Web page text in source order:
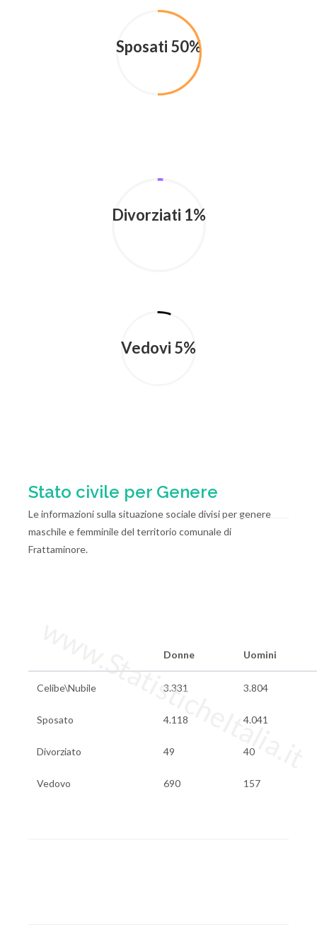
Sposati 50%
Divorziati 1%
Vedovi 5%
Stato civile per Genere
Le informazioni sulla situazione sociale divisi per genere
maschile e femminile del territorio comunale di
Frattaminore.
Donne Uomini
Celibe\Nubile 3.331 3.804
Sposato 4.118 4.041
Divorziato 49 40
Vedovo 690 157
www.StatisticheItalia.it